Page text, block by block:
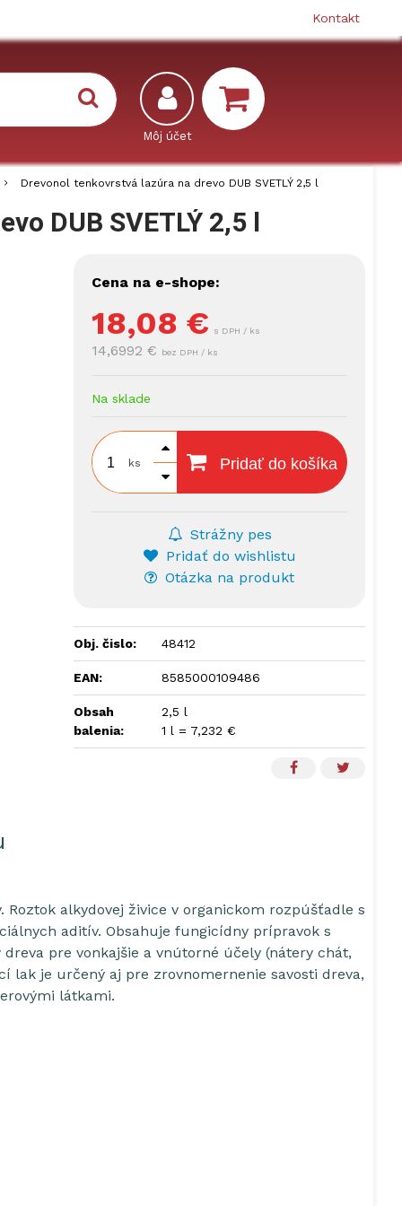
Kontakt
Drevonol tenkovrstvá lazúra na drevo DUB SVETLÝ 2,5 l
DUB SVETLÝ 2,5 l
Cena na e-shope:
18,08 € s DPH / ks
14,6992 € bez DPH / ks
Na sklade
ks Pridať do košíka
Strážny pes
Pridať do wishlistu
Otázka na produkt
Obj. čislo: 48412
EAN: 8585000109486
Obsah
balenia:
2,5 l
1 l = 7,232 €
alkydovej živice v organickom rozpúšťadle s
aditív. Obsahuje fungicídny prípravok s
pre vonkajšie a vnútorné účely (nátery chát,
lak je určený aj pre zrovnomernenie savosti dreva,
látkami.